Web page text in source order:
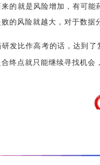
的就是风险增加，有可
的风险就越大，对于数据
发比作高考的话，达到
终点就只能继续寻找机会